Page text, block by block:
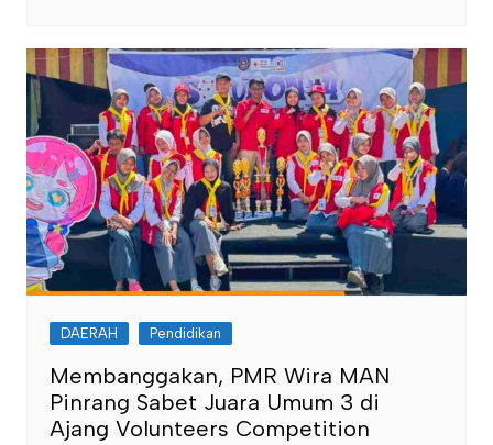
DAERAH Pendidikan
Membanggakan, PMR Wira MAN
Pinrang Sabet Juara Umum 3 di
Ajang Volunteers Competition